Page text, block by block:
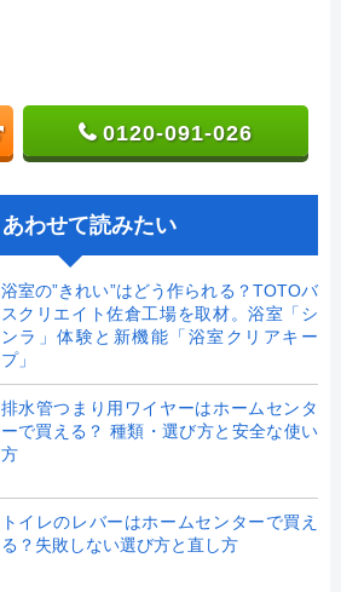
0120-091-026
あわせて読みたい
浴室の”きれい”はどう作られる？TOTOバ
スクリエイト佐倉工場を取材。浴室「シ
ンラ」体験と新機能「浴室クリアキー
プ」
排水管つまり用ワイヤーはホームセンタ
ーで買える？ 種類・選び方と安全な使い
方
トイレのレバーはホームセンターで買え
る？失敗しない選び方と直し方